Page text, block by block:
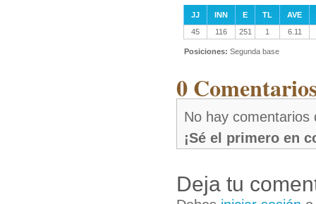
JJ INN E TL
AVE
45
116 251 1 6.11
Posiciones: Segunda base
0
No hay comentarios
¡Sé el primero en
Deja tu